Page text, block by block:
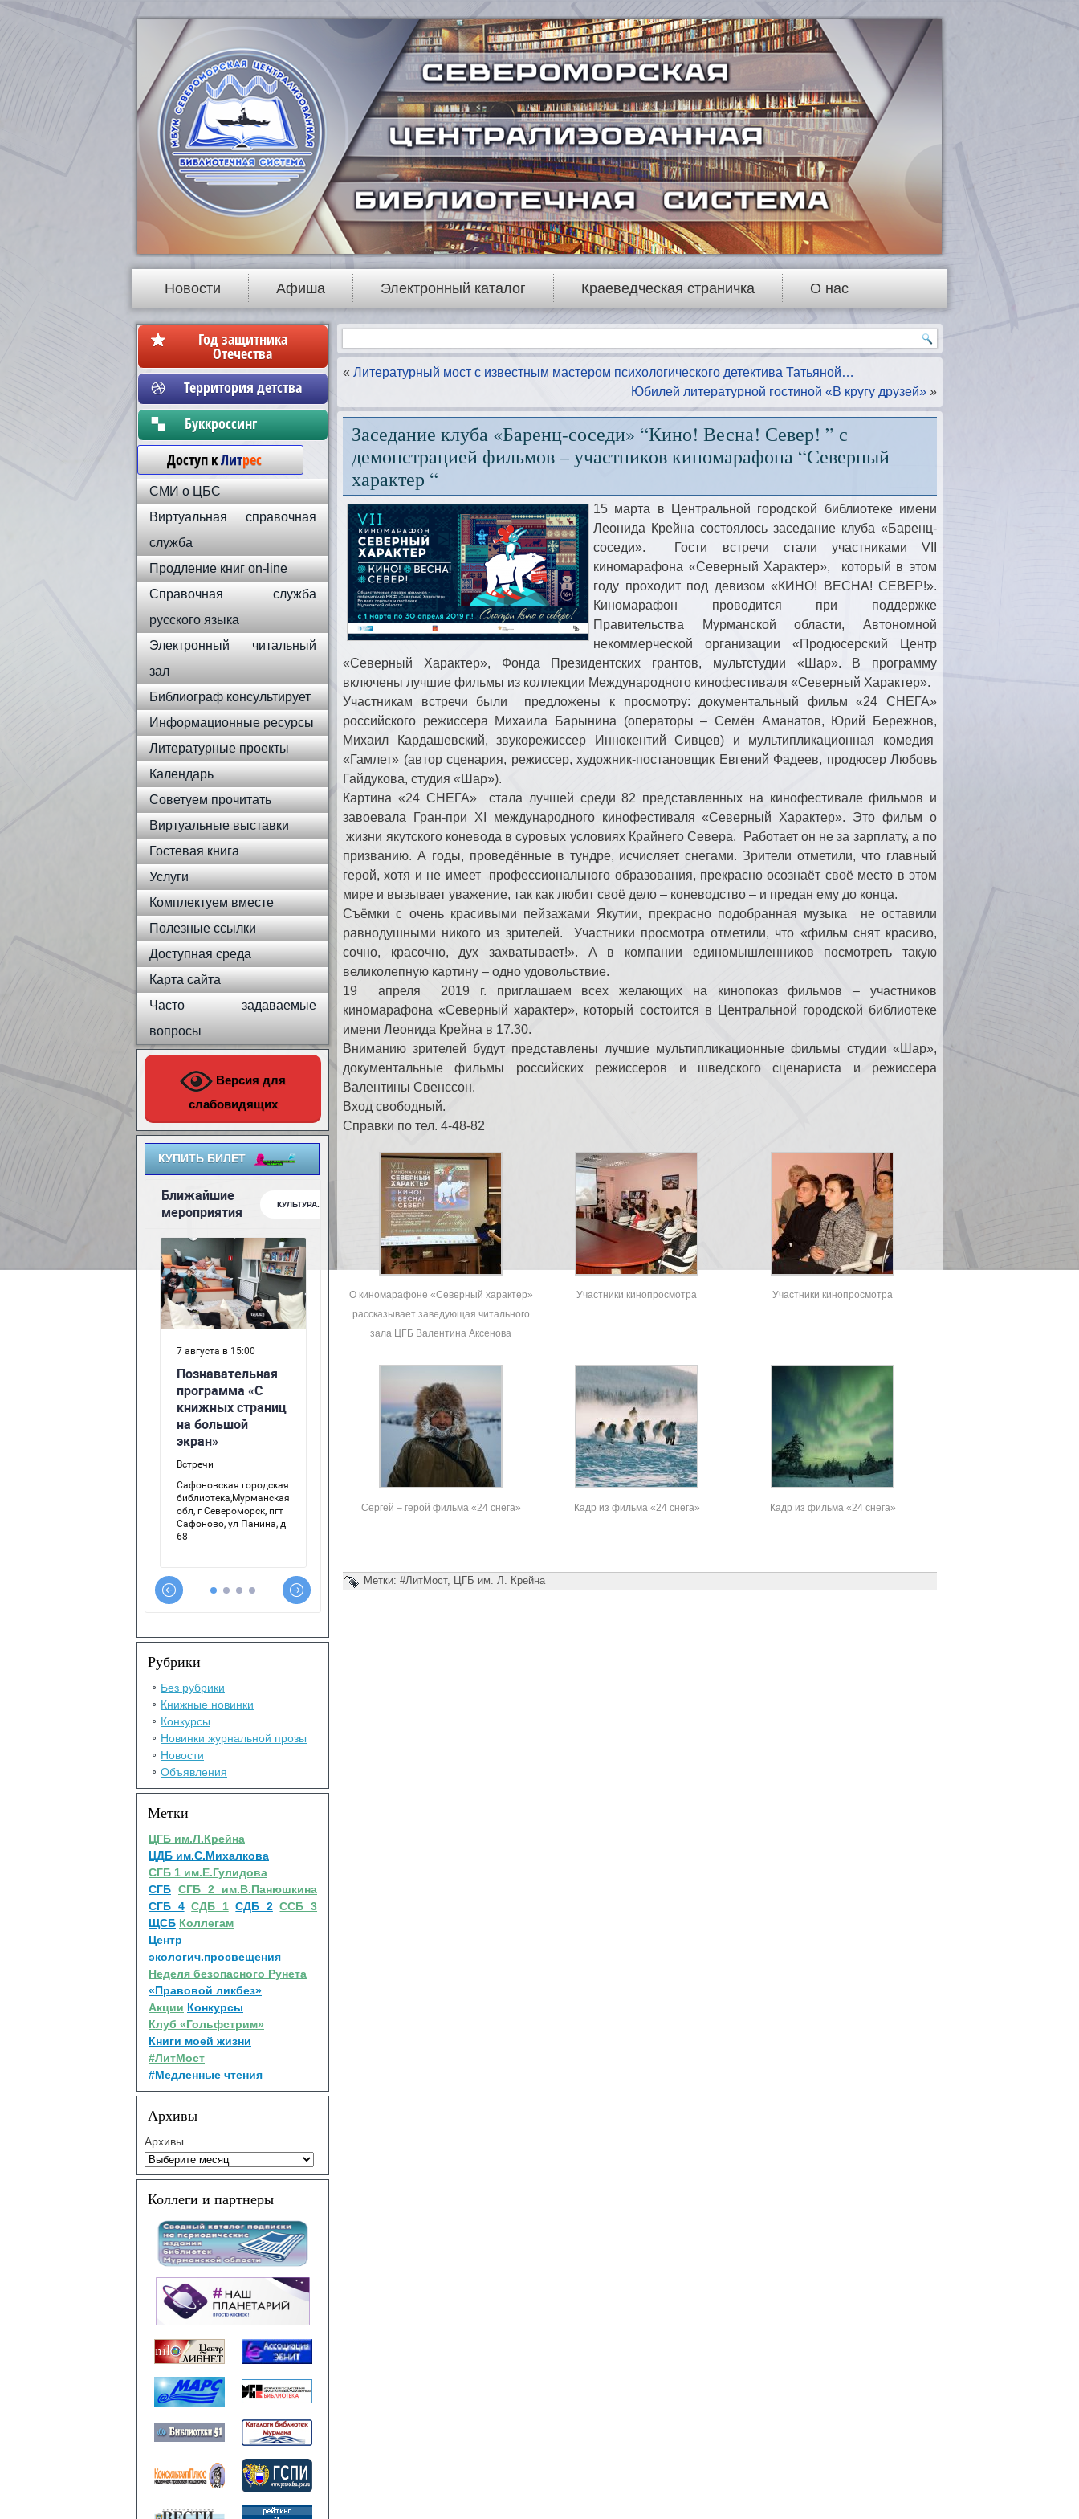
Новости Афиша Электронный каталог Краеведческая страничка О нас
Год защитника
Отечества
Территория детства
Бyккpoccинг
Доступ кЛитрес
СМИ о ЦБС
Виртуальная справочная
служба
Продление книг on-line
Справочная служба
русского языка
Электронный читальный
зал
Библиограф консультирует
Информационные ресурсы
Литературные проекты
Календарь
Советуем прочитать
Виртуальные выставки
Гостевая книга
Услуги
Комплектуем вместе
Полезные ссылки
Доступная среда
Карта сайта
Часто задаваемые
вопросы
Версия для
слабовидящих
КУПИТЬ БИЛЕТ
Рубрики
Без рубрики
Книжные новинки
Конкурсы
Новинки журнальной прозы
Новости
Объявления
Метки
ЦГБ им.Л.Крейна
ЦДБ им.С.Михалкова
СГБ 1 им.Е.Гулидова
СГБ СГБ 2 им.В.Панюшкина
СГБ 4 СДБ 1 СДБ 2 ССБ 3
ЩСБ Коллегам
Центр
экологич.просвещения
Неделя безопасного Рунета
«Правовой ликбез»
Акции Конкурсы
Клуб «Гольфстрим»
Книги моей жизни
#ЛитМост
#Медленные чтения
Архивы
Архивы
Коллеги и партнеры
« Литературный мост с известным мастером психологического детектива Татьяной…
Юбилей литературной гостиной «В кругу друзей» »
Заседание клуба «Баренц-соседи» “Кино! Весна! Север! ” с
демонстрацией фильмов – участников киномарафона “Северный
характер “
15 марта в Центральной городской библиотеке имени
Леонида Крейна состоялось заседание клуба «Баренц-
соседи». Гости встречи стали участниками VII
киномарафона «Северный Характер», который в этом
году проходит под девизом «КИНО! ВЕСНА! CЕВЕР!».
Киномарафон проводится при поддержке
Правительства Мурманской области, Автономной
некоммерческой организации «Продюсерский Центр
«Северный Характер», Фонда Президентских грантов, мультстудии «Шар». В программу
включены лучшие фильмы из коллекции Международного кинофестиваля «Северный Характер».
Участникам встречи были предложены к просмотру: документальный фильм «24 СНЕГА»
российского режиссера Михаила Барынина (операторы – Семён Аманатов, Юрий Бережнов,
Михаил Кардашевский, звукорежиссер Иннокентий Сивцев) и мультипликационная комедия
«Гамлет» (автор сценария, режиссер, художник-постановщик Евгений Фадеев, продюсер Любовь
Гайдукова, студия «Шар»).
Картина «24 СНЕГА» стала лучшей среди 82 представленных на кинофестивале фильмов и
завоевала Гран-при ХI международного кинофестиваля «Северный Характер». Это фильм о
жизни якутского коневода в суровых условиях Крайнего Севера. Работает он не за зарплату, а по
призванию. А годы, проведённые в тундре, исчисляет снегами. Зрители отметили, что главный
герой, хотя и не имеет профессионального образования, прекрасно осознаёт своё место в этом
мире и вызывает уважение, так как любит своё дело – коневодство – и предан ему до конца.
Съёмки с очень красивыми пейзажами Якутии, прекрасно подобранная музыка не оставили
равнодушными никого из зрителей. Участники просмотра отметили, что «фильм снят красиво,
сочно, красочно, дух захватывает!». А в компании единомышленников посмотреть такую
великолепную картину – одно удовольствие.
19 апреля 2019 г. приглашаем всех желающих на кинопоказ фильмов – участников
киномарафона «Северный характер», который состоится в Центральной городской библиотеке
имени Леонида Крейна в 17.30.
Вниманию зрителей будут представлены лучшие мультипликационные фильмы студии «Шар»,
документальные фильмы российских режиссеров и шведского сценариста и режиссера
Валентины Свенссон.
Вход свободный.
Справки по тел. 4-48-82
О киномарафоне «Северный характер»
рассказывает заведующая читального
зала ЦГБ Валентина Аксенова
Участники кинопросмотра Участники кинопросмотра
Сергей – герой фильма «24 снега» Кадр из фильма «24 снега» Кадр из фильма «24 снега»
Метки: #ЛитМост, ЦГБ им. Л. Крейна